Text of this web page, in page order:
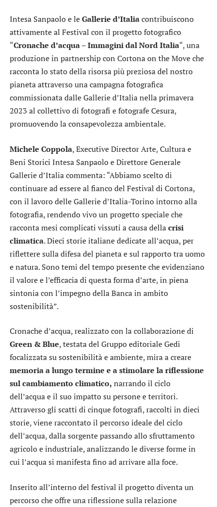
Intesa Sanpaolo e leGallerie d’Italiacontribuiscono
attivamente al Festival con il progetto fotografico
“Cronache d’acqua – Immagini dal Nord Italia“, una
produzione in partnership con Cortona on the Move che
racconta lo stato della risorsa più preziosa del nostro
pianeta attraverso una campagna fotografica
commissionata dalle Gallerie d’Italia nella primavera
2023 al collettivo di fotografi e fotografe Cesura,
promuovendo la consapevolezza ambientale.
Michele Coppola, Executive Director Arte, Cultura e
Beni Storici Intesa Sanpaolo e Direttore Generale
Gallerie d’Italia commenta: “Abbiamo scelto di
continuare ad essere al fianco del Festival di Cortona,
con il lavoro delle Gallerie d’Italia-Torino intorno alla
fotografia, rendendo vivo un progetto speciale che
racconta mesi complicati vissuti a causa dellacrisi
climatica. Dieci storie italiane dedicate all’acqua, per
riflettere sulla difesa del pianeta e sul rapporto tra uomo
e natura. Sono temi del tempo presente che evidenziano
il valore e l’efficacia di questa forma d’arte, in piena
sintonia con l’impegno della Banca in ambito
sostenibilità”.
Cronache d’acqua, realizzato con la collaborazione di
Green & Blue, testata del Gruppo editoriale Gedi
focalizzata su sostenibilità e ambiente, mira a creare
memoria a lungo termine e a stimolare la riflessione
sul cambiamento climatico, narrando il ciclo
dell’acqua e il suo impatto su persone e territori.
Attraverso gli scatti di cinque fotografi, raccolti in dieci
storie, viene raccontato il percorso ideale del ciclo
dell’acqua, dalla sorgente passando allo sfruttamento
agricolo e industriale, analizzando le diverse forme in
cui l’acqua si manifesta fino ad arrivare alla foce.
Inserito all’interno del festival il progetto diventa un
percorso che offre una riflessione sulla relazione